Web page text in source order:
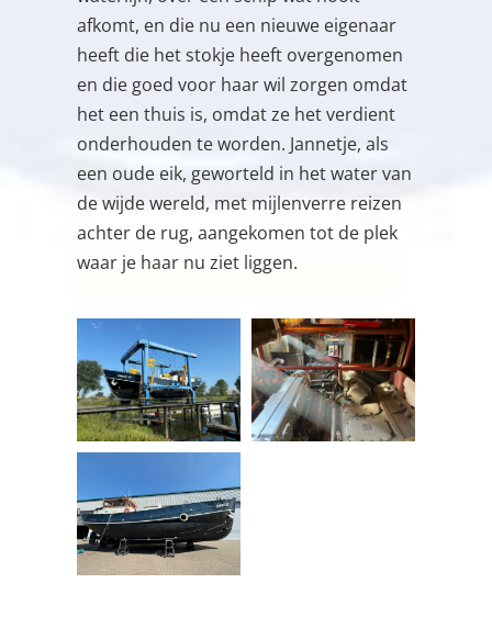
afkomt, en die nu een nieuwe eigenaar
heeft die het stokje heeft overgenomen
en die goed voor haar wil zorgen omdat
het een thuis is, omdat ze het verdient
onderhouden te worden. Jannetje, als
een oude eik, geworteld in het water van
de wijde wereld, met mijlenverre reizen
achter de rug, aangekomen tot de plek
waar je haar nu ziet liggen.